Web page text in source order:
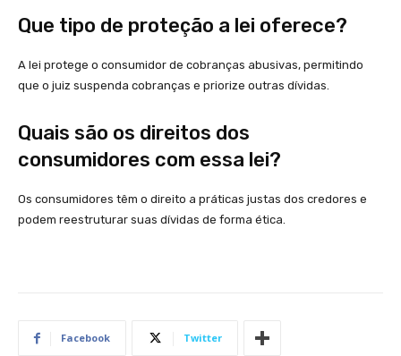
Que tipo de proteção a lei oferece?
A lei protege o consumidor de cobranças abusivas, permitindo
que o juiz suspenda cobranças e priorize outras dívidas.
Quais são os direitos dos
consumidores com essa lei?
Os consumidores têm o direito a práticas justas dos credores e
podem reestruturar suas dívidas de forma ética.
Facebook Twitter